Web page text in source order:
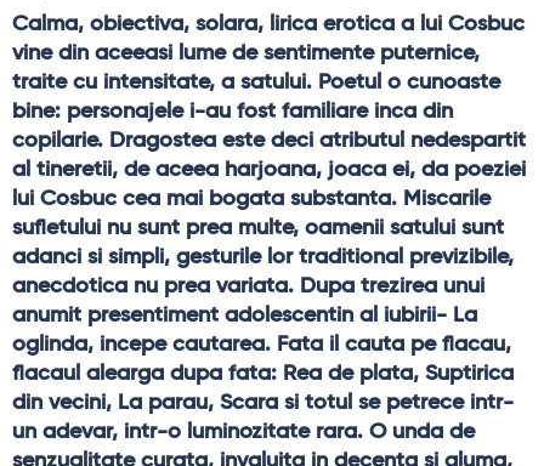
Calma, obiectiva, solara, lirica erotica a lui Cosbuc
vine din aceeasi lume de sentimente puternice,
traite cu intensitate, a satului. Poetul o cunoaste
bine: personajele i-au fost familiare inca din
copilarie. Dragostea este deci atributul nedespartit
al tineretii, de aceea harjoana, joaca ei, da poeziei
lui Cosbuc cea mai bogata substanta. Miscarile
sufletului nu sunt prea multe, oamenii satului sunt
adanci si simpli, gesturile lor traditional previzibile,
anecdotica nu prea variata. Dupa trezirea unui
anumit presentiment adolescentin al iubirii- La
oglinda, incepe cautarea. Fata il cauta pe flacau,
flacaul alearga dupa fata: Rea de plata, Suptirica
din vecini, La parau, Scara si totul se petrece intr-
un adevar, intr-o luminozitate rara. O unda de
senzualitate curata, invaluita in decenta si gluma,